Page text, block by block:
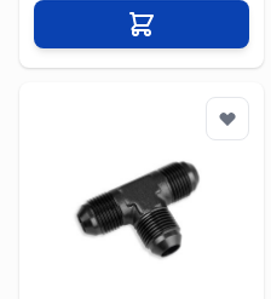
Přidat do košíku